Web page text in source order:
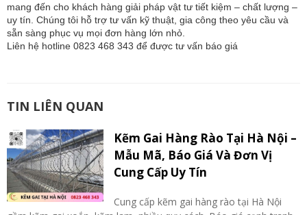
mang đến cho khách hàng giải pháp vật tư tiết kiệm – chất lượng –
uy tín. Chúng tôi hỗ trợ tư vấn kỹ thuật, gia công theo yêu cầu và
sẵn sàng phục vụ mọi đơn hàng lớn nhỏ.
Liên hệ hotline 0823 468 343 để được tư vấn báo giá
TIN LIÊN QUAN
Kẽm Gai Hàng Rào Tại Hà Nội –
Mẫu Mã, Báo Giá Và Đơn Vị
Cung Cấp Uy Tín
Cung cấp kẽm gai hàng rào tại Hà Nội